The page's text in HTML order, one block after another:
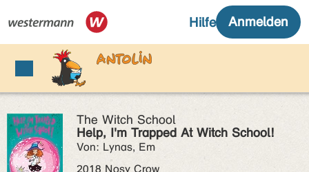
The Witch School
Help, I'm Trapped At Witch School!
Von: Lynas, Em
2018 Nosy Crow